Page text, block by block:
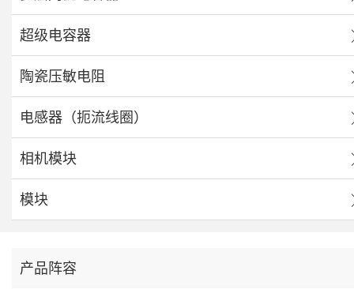
超级电容器
陶瓷压敏电阻
电感器（扼流线圈）
相机模块
模块
产品阵容